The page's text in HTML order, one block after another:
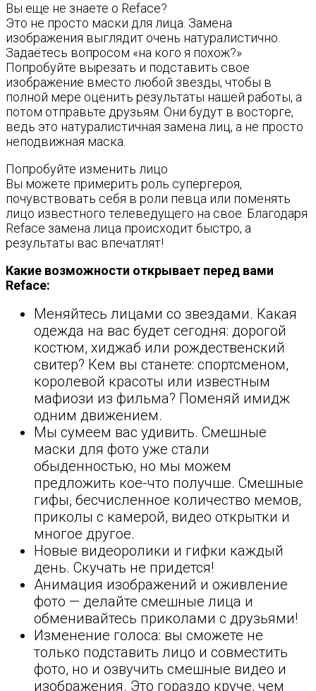
Вы еще не знаете о Reface?
Это не просто маски для лица. Замена
изображения выглядит очень натуралистично.
Задаётесь вопросом «на кого я похож?»
Попробуйте вырезать и подставить свое
изображение вместо любой звезды, чтобы в
полной мере оценить результаты нашей работы, а
потом отправьте друзьям. Они будут в восторге,
ведь это натуралистичная замена лиц, а не просто
неподвижная маска.
Попробуйте изменить лицо
Вы можете примерить роль супергероя,
почувствовать себя в роли певца или поменять
лицо известного телеведущего на свое. Благодаря
Reface замена лица происходит быстро, а
результаты вас впечатлят!
Какие возможности открывает перед вами
Reface:
Меняйтесь лицами со звездами. Какая
одежда на вас будет сегодня: дорогой
костюм, хиджаб или рождественский
свитер? Кем вы станете: спортсменом,
королевой красоты или известным
мафиози из фильма? Поменяй имидж
одним движением.
Мы сумеем вас удивить. Смешные
маски для фото уже стали
обыденностью, но мы можем
предложить кое-что получше. Смешные
гифы, бесчисленное количество мемов,
приколы с камерой, видео открытки и
многое другое.
Новые видеоролики и гифки каждый
день. Скучать не придется!
Анимация изображений и оживление
фото — делайте смешные лица и
обменивайтесь приколами с друзьями!
Изменение голоса: вы сможете не
только подставить лицо и совместить
фото, но и озвучить смешные видео и
изображения. Это гораздо круче, чем